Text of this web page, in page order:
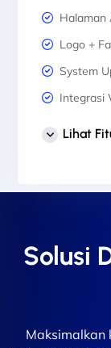
Halaman
Logo +
System
Integrasi
Lihat
Solusi
Maksimalkan